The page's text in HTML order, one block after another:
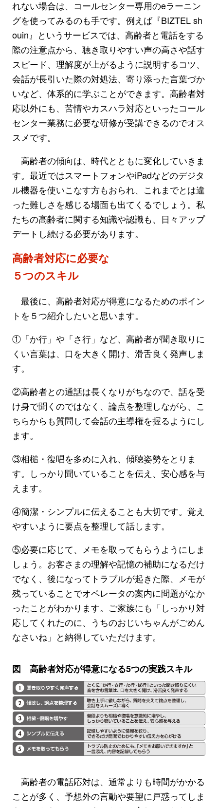
れない場合は、コールセンター専用のeラーニン
グを使ってみるのも手です。例えば『BIZTEL sh
ouin』というサービスでは、高齢者と電話をする
際の注意点から、聴き取りやすい声の高さや話す
スピード、理解度が上がるように説明するコツ、
会話が長引いた際の対処法、寄り添った言葉づか
いなど、体系的に学ぶことができます。高齢者対
応以外にも、苦情やカスハラ対応といったコール
センター業務に必要な研修が受講できるのでオス
スメです。
高齢者の傾向は、時代とともに変化していきま
す。最近ではスマートフォンやiPadなどのデジタ
ル機器を使いこなす方もおられ、これまでとは違
った難しさを感じる場面も出てくるでしょう。私
たちの高齢者に関する知識や認識も、日々アップ
デートし続ける必要があります。
高齢者対応に必要な
５つのスキル
最後に、高齢者対応が得意になるためのポイン
トを５つ紹介したいと思います。
①「か行」や「さ行」など、高齢者が聞き取りに
くい言葉は、口を大きく開け、滑舌良く発声しま
す。
②高齢者との通話は長くなりがちなので、話を受
け身で聞くのではなく、論点を整理しながら、こ
ちらからも質問して会話の主導権を握るようにし
ます。
③相槌・復唱を多めに入れ、傾聴姿勢をとりま
す。しっかり聞いていることを伝え、安心感を与
えます。
④簡潔・シンプルに伝えることも大切です。覚え
やすいように要点を整理して話します。
⑤必要に応じて、メモを取ってもらうようにしま
しょう。お客さまの理解や記憶の補助になるだけ
でなく、後になってトラブルが起きた際、メモが
残っていることでオペレータの案内に問題がなか
ったことがわかります。ご家族にも「しっかり対
応してくれたのに、うちのおじいちゃんがごめん
なさいね」と納得していただけます。
図 高齢者対応が得意になる5つの実践スキル
高齢者の電話応対は、通常よりも時間がかかる
ことが多く、予想外の言動や要望に戸惑ってしま